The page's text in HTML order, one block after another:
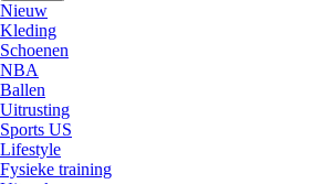
Nieuw
Kleding
Schoenen
NBA
Ballen
Uitrusting
Sports US
Lifestyle
Fysieke training